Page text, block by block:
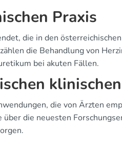
Praxis
die in den
die Behandlung von
bei akuten Fällen.
die von Ärzten
die neuesten